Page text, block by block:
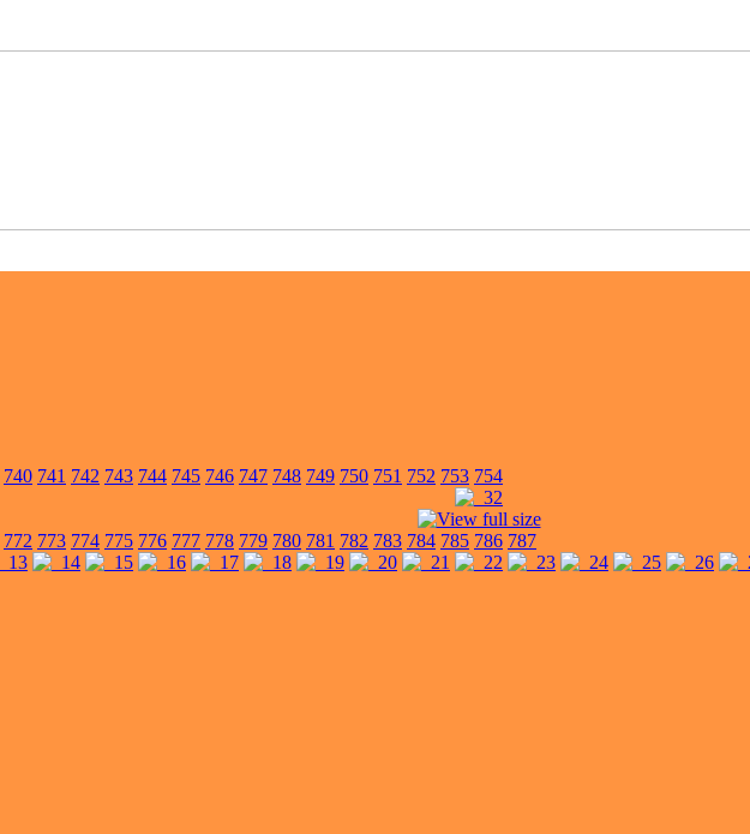
740 741 742 743 744 745 746 747 748 749 750 751 752 753 754
772 773 774 775 776 777 778 779 780 781 782 783 784 785 786 787